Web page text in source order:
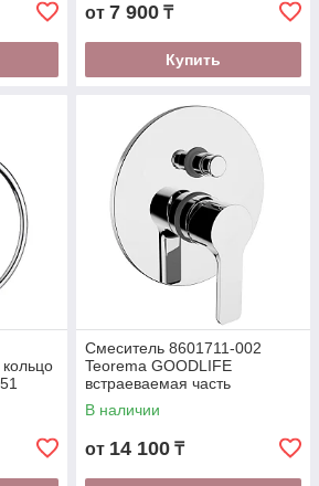
от 7 900 ₸
Купить
Смеситель 8601711-002
Teorema GOODLIFE
встраеваемая часть
GOODLIFE для 0311711-001
В наличии
от 14 100 ₸